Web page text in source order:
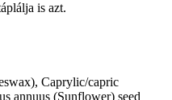
is azt.
Caprylic/capric
annuus (Sunflower) seed